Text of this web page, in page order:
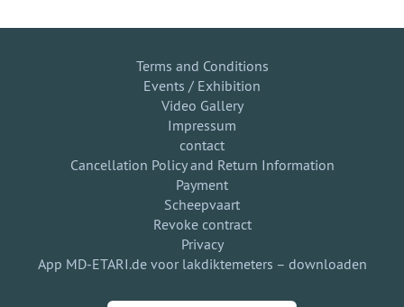
Terms and Conditions
Events / Exhibition
Video Gallery
Impressum
contact
Cancellation Policy and Return Information
Payment
Scheepvaart
Revoke contract
Privacy
App MD-ETARI.de voor lakdiktemeters – downloaden